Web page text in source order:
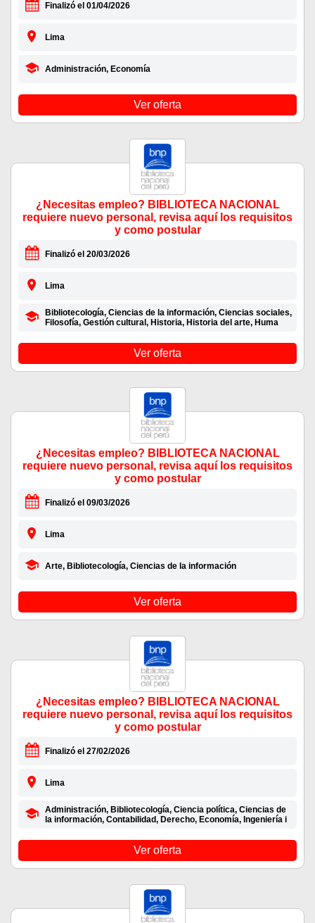
Finalizó el 01/04/2026
Lima
Administración, Economía
Ver oferta
¿Necesitas empleo? BIBLIOTECA NACIONAL
requiere nuevo personal, revisa aquí los requisitos
y como postular
Finalizó el 20/03/2026
Lima
Bibliotecología, Ciencias de la información, Ciencias sociales,
Filosofía, Gestión cultural, Historia, Historia del arte, Huma
Ver oferta
¿Necesitas empleo? BIBLIOTECA NACIONAL
requiere nuevo personal, revisa aquí los requisitos
y como postular
Finalizó el 09/03/2026
Lima
Arte, Bibliotecología, Ciencias de la información
Ver oferta
¿Necesitas empleo? BIBLIOTECA NACIONAL
requiere nuevo personal, revisa aquí los requisitos
y como postular
Finalizó el 27/02/2026
Lima
Administración, Bibliotecología, Ciencia política, Ciencias de
la información, Contabilidad, Derecho, Economía, Ingeniería i
Ver oferta